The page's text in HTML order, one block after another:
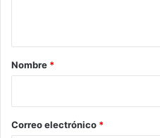
r
*
Nombre *
Correo electrónico *